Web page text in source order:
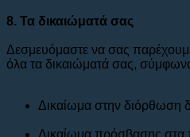
8. Τα δικαιώματά σας
Δεσμευόμαστε να σας
όλα τα δικαιώματά σας,
Δικαίωμα στην διόρθωση
Δικαίωμα πρόσβασης